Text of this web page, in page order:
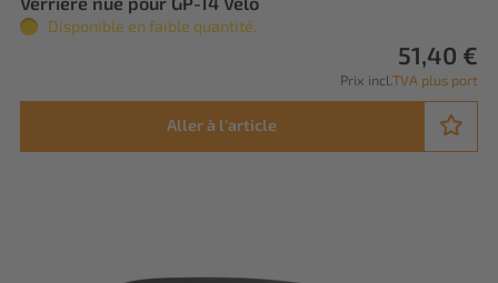
Disponible en faible quantité.
51,40 €
Prix incl. TVA plus port
Aller à l'article